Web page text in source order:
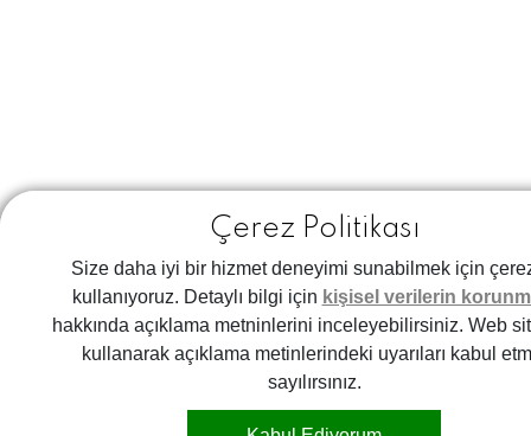
Çerez Politikası
Size daha iyi bir hizmet deneyimi sunabilmek için
kullanıyoruz. Detaylı bilgi için kişisel verilerin
hakkında açıklama metninlerini inceleyebilirsiniz. Web
kullanarak açıklama metinlerindeki uyarıları kabul
sayılırsınız.